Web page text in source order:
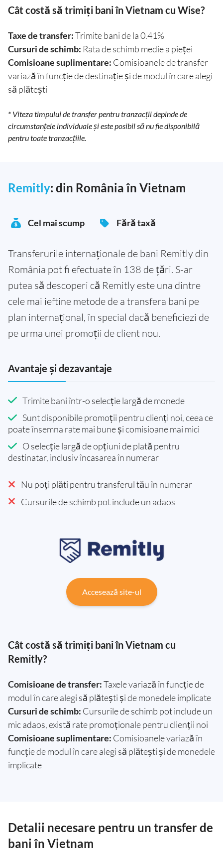
Cât costă să trimiți bani în Vietnam cu Wise?
Taxe de transfer:Trimite bani de la 0.41%
Cursuri de schimb: Rata de schimb medie a pieței
Comisioane suplimentare: Comisioanele de transfer
variază în funcție de destinație și de modul în care alegi
să plătești
* Viteza timpului de transfer pentru tranzacții depinde de
circumstanțele individuale și este posibil să nu fie disponibilă
pentru toate tranzacțiile.
Remitly: din România în Vietnam
Cel mai scump Fără taxă
Transferurile internaționale de bani Remitly din
România pot fi efectuate în 138 de țări. S-ar
putea să descoperi că Remitly este una dintre
cele mai ieftine metode de a transfera bani pe
plan internațional, în special dacă beneficiezi de
pe urma unei promoții de client nou.
Avantaje și dezavantaje
Trimite bani într-o selecție largă de monede
Sunt disponibile promoții pentru clienți noi, ceea ce
poate însemna rate mai bune și comisioane mai mici
O selecție largă de opțiuni de plată pentru
destinatar, inclusiv încasarea în numerar
Nu poți plăti pentru transferul tău în numerar
Cursurile de schimb pot include un adaos
Accesează site-ul
Cât costă să trimiți bani în Vietnam cu
Remitly?
Comisioane de transfer:Taxele variază în funcție de
modul în care alegi să plătești și de monedele implicate
Cursuri de schimb: Cursurile de schimb pot include un
mic adaos, există rate promoționale pentru clienții noi
Comisioane suplimentare: Comisioanele variază în
funcție de modul în care alegi să plătești și de monedele
implicate
Detalii necesare pentru un transfer de
bani în Vietnam